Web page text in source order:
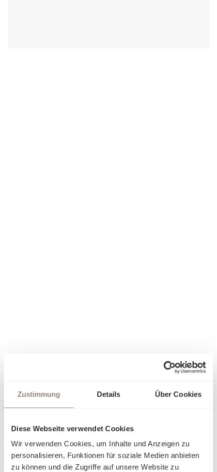
Zustimmung Details Über Cookies
Diese Webseite verwendet Cookies
Wir verwenden Cookies, um Inhalte und Anzeigen zu
personalisieren, Funktionen für soziale Medien anbieten
zu können und die Zugriffe auf unsere Website zu